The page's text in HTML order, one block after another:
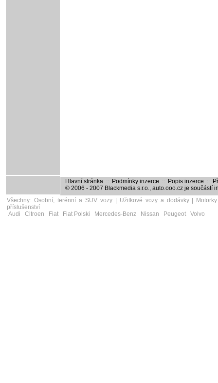
Hlavní stránka :: Podmínky inzerce :: Popis inzerce ::
© 2006 - 2007 Blackmedia s.r.o., auto.ooo.cz je součástí
Všechny: Osobní, terénní a SUV vozy| Užitkové vozy a dodávky|
příslušenství
Audi
Citroen Fiat Fiat Polski Mercedes-Benz Nissan Peugeot Volvo